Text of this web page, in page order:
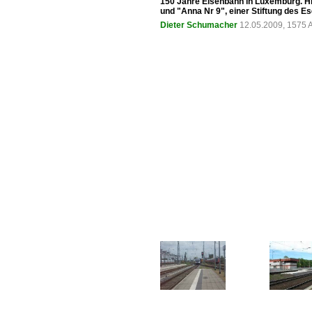
und "Anna Nr 9", einer Stiftung des
Dieter Schumacher 12.05.2009, 1575